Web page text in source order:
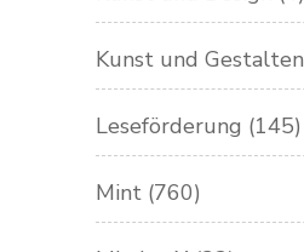
Kunst und Gestalten
Leseförderung (145)
Mint (760)